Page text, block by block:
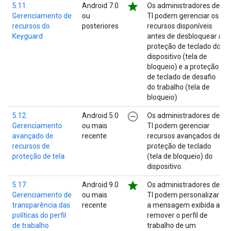
5.11.
Gerenciamento de
recursos do
Keyguard
Android 7.0
ou
posteriores
star
Os administradores de
TI podem gerenciar os
recursos disponíveis
antes de desbloquear a
proteção de teclado do
dispositivo (tela de
bloqueio) e a proteção
de teclado de desafio
do trabalho (tela de
bloqueio).
5.12.
Gerenciamento
avançado de
recursos de
proteção de tela
Android 5.0
ou mais
recente
remove_circle_outline
Os administradores de
TI podem gerenciar
recursos avançados de
proteção de teclado
(tela de bloqueio) do
dispositivo.
5.17.
Gerenciamento de
transparência das
políticas do perfil
de trabalho
Android 9.0
ou mais
recente
star
Os administradores de
TI podem personalizar
a mensagem exibida ao
remover o perfil de
trabalho de um